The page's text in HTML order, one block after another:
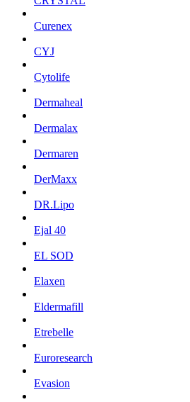
Curenex
CYJ
Cytolife
Dermaheal
Dermalax
Dermaren
DerMaxx
DR.Lipo
Ejal 40
EL SOD
Elaxen
Eldermafill
Etrebelle
Euroresearch
Evasion